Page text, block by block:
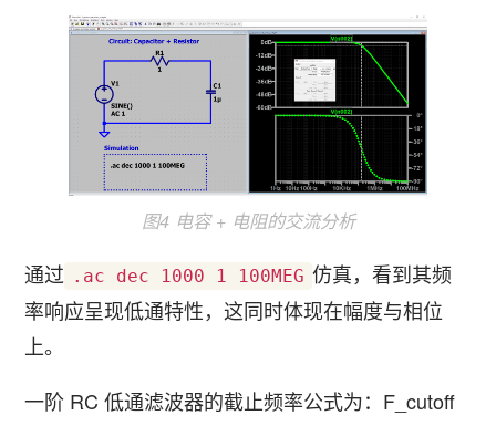
图4 电容 + 电阻的交流分析
通过 .ac dec 1000 1 100MEG 仿真，看到其频
率响应呈现低通特性，这同时体现在幅度与相位
上。
一阶 RC 低通滤波器的截止频率公式为：F_cutoff